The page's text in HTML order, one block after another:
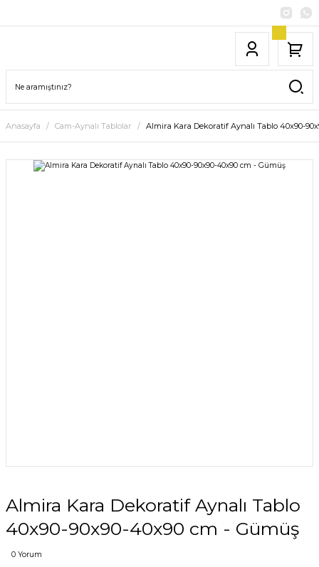
Anasayfa Cam-Aynalı Tablolar Almira Kara Dekoratif Aynalı Tablo 40x90-
Almira Kara Dekoratif Aynalı Tablo
40x90-90x90-40x90 cm - Gümüş
0 Yorum